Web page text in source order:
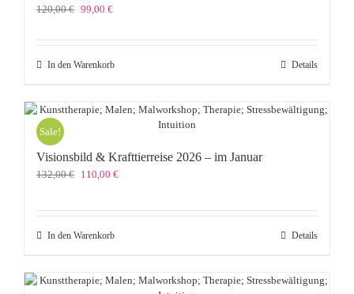
120,00€ Ursprünglicher
99,00 €Aktueller
In den Warenkorb Details
Sale!
Visionsbild & Krafttierreise 2026 – im Januar
132,00€ Ursprünglicher
110,00 €Aktueller
In den Warenkorb Details